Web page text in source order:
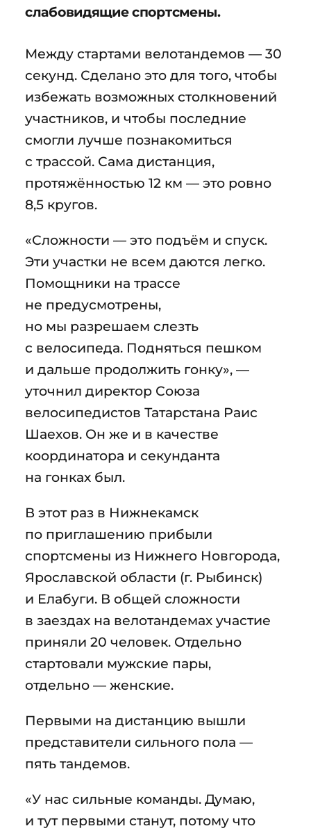
слабовидящие спортсмены.
Между стартами велотандемов — 30
секунд. Сделано это для того, чтобы
избежать возможных столкновений
участников, и чтобы последние
смогли лучше познакомиться
с трассой. Сама дистанция,
протяжённостью 12 км — это ровно
8,5 кругов.
«Сложности — это подъём и спуск.
Эти участки не всем даются легко.
Помощники на трассе
не предусмотрены,
но мы разрешаем слезть
с велосипеда. Подняться пешком
и дальше продолжить гонку», —
уточнил директор Союза
велосипедистов Татарстана Раис
Шаехов. Он же и в качестве
координатора и секунданта
на гонках был.
В этот раз в Нижнекамск
по приглашению прибыли
спортсмены из Нижнего Новгорода,
Ярославской области (г. Рыбинск)
и Елабуги. В общей сложности
в заездах на велотандемах участие
приняли 20 человек. Отдельно
стартовали мужские пары,
отдельно — женские.
Первыми на дистанцию вышли
представители сильного пола —
пять тандемов.
«У нас сильные команды. Думаю,
и тут первыми станут, потому что